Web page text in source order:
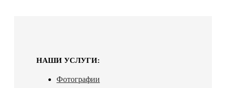
НАШИ УСЛУГИ:
Фотографии